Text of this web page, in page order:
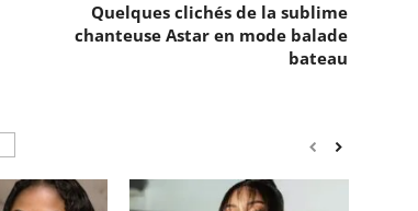
Quelques clichés de la sublime
chanteuse Astar en mode balade
bateau